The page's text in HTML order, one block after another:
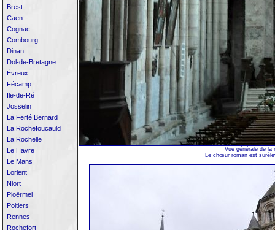
Brest
Caen
Cognac
Combourg
Dinan
Dol-de-Bretagne
Évreux
Fécamp
Ile-de-Ré
Josselin
La Ferté Bernard
La Rochefoucauld
La Rochelle
Le Havre
Le Mans
Lorient
Niort
Ploërmel
Poitiers
Rennes
Rochefort
Vue générale de
Le chœur roman est